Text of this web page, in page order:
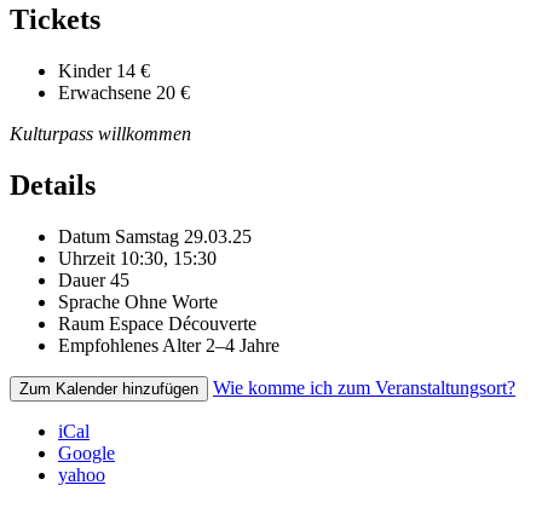
Tickets
Kinder 14 €
Erwachsene 20 €
Kulturpass willkommen
Details
Datum Samstag 29.03.25
Uhrzeit 10:30, 15:30
Dauer 45
Sprache Ohne Worte
Raum Espace Découverte
Empfohlenes Alter 2–4 Jahre
Zum Kalender hinzufügen Wie komme ich zum Veranstaltungsort?
iCal
Google
yahoo